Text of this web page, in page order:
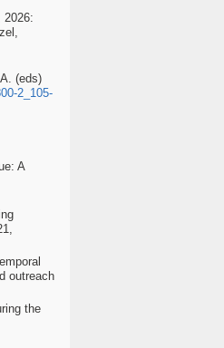
2026:
(eds)
2_105-
A
outreach
the